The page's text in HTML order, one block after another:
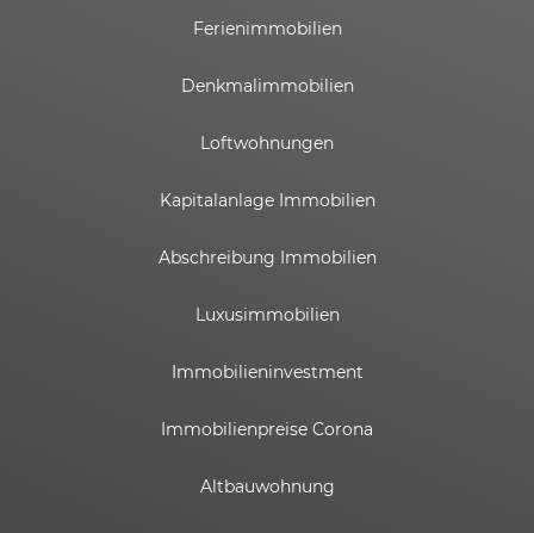
Ferienimmobilien
Denkmalimmobilien
Loftwohnungen
Kapitalanlage Immobilien
Abschreibung Immobilien
Luxusimmobilien
Immobilieninvestment
Immobilienpreise Corona
Altbauwohnung